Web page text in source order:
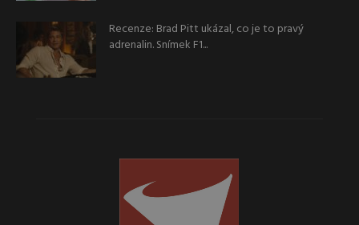
Recenze: Brad Pitt ukázal, co je to pravý
adrenalin. Snímek F1...